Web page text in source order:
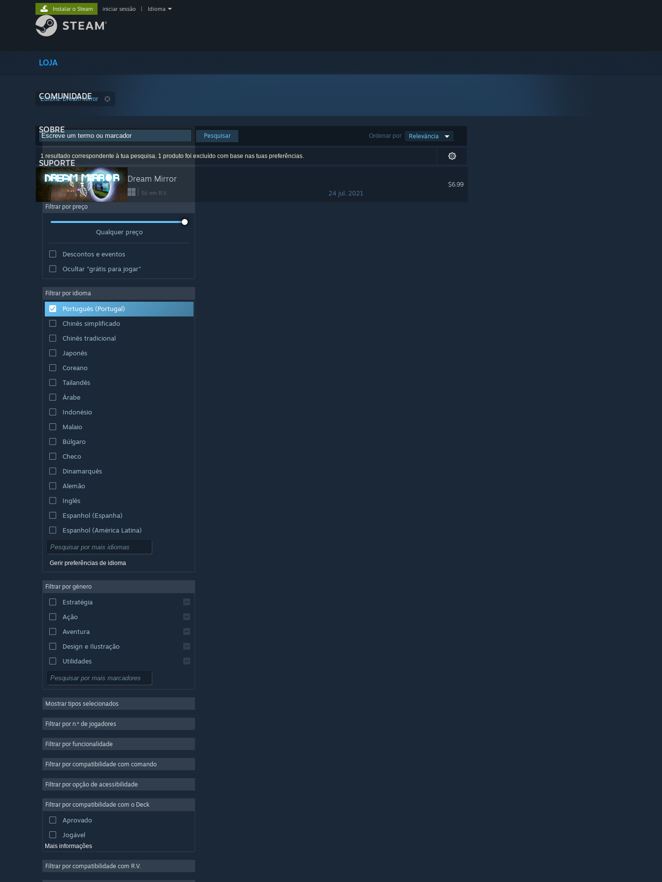
LOJA
COMUNIDADE
SOBRE
SUPORTE
Instalar o Steam iniciar sessão Idioma
Editora: Dream Mirror
Ordenar por Relevância
Pesquisar
1 resultado correspondente à tua pesquisa. 1 produto foi excluído com base nas tuas preferências.
Dream Mirror
Só em R.V. 24 jul. 2021
$6.99
Filtrar por preço
Qualquer preço
Descontos e eventos
Ocultar "grátis para jogar"
Filtrar por idioma
Português (Portugal)
Chinês simplificado
Chinês tradicional
Japonês
Coreano
Tailandês
Árabe
Indonésio
Malaio
Búlgaro
Checo
Dinamarquês
Alemão
Inglês
Espanhol (Espanha)
Espanhol (América Latina)
Gerir preferências de idioma
Filtrar por género
Estratégia
Ação
Aventura
Design e Ilustração
Utilidades
Grátis para Jogar
Multijogador em Massa
Casual
Simulação
Produção de Vídeo
Edição de Fotografias
Mostrar tipos selecionados
Filtrar por n.º de jogadores
Filtrar por funcionalidade
Filtrar por compatibilidade com comando
Filtrar por opção de acessibilidade
Filtrar por compatibilidade com o Deck
Aprovado
Jogável
Mais informações
Filtrar por compatibilidade com R.V.